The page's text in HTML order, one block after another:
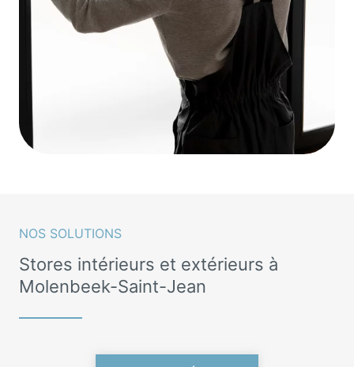
NOS SOLUTIONS
Stores intérieurs et extérieurs à
Molenbeek-Saint-Jean